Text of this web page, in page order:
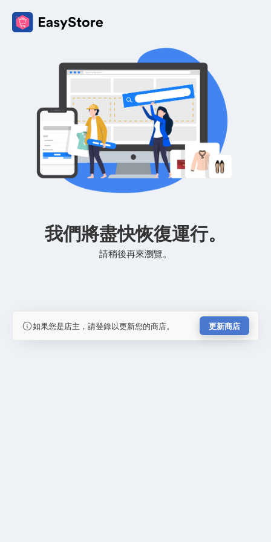
我們將盡快恢復運行。
請稍後再來瀏覽。
如果您是店主，請登錄以更新您的商店。 更新商店